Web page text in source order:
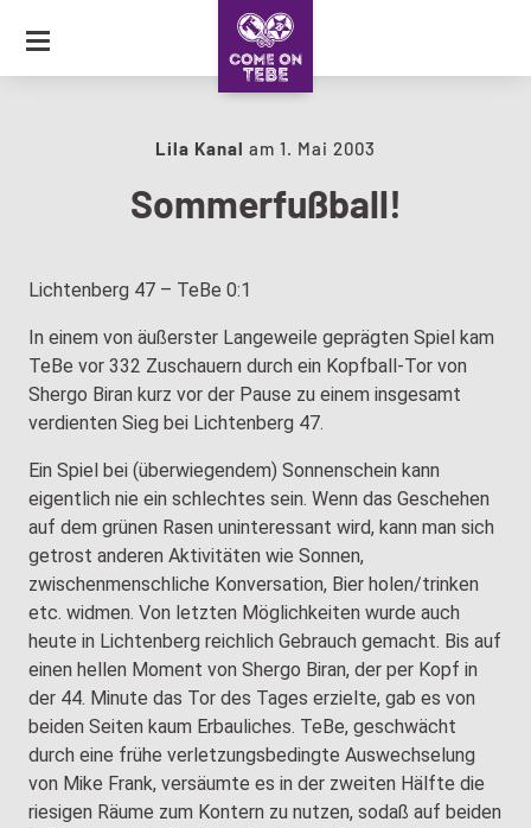
SKIP
TO
JOURNAL
COLLECTION
CARAVAN OF LOVE
Lila Kanal am 1. Mai 2003
Sommerfußball!
Lichtenberg 47 – TeBe 0:1
In einem von äußerster Langeweile geprägten Spiel kam
TeBe vor 332 Zuschauern durch ein Kopfball-Tor von
Shergo Biran kurz vor der Pause zu einem insgesamt
verdienten Sieg bei Lichtenberg 47.
Ein Spiel bei (überwiegendem) Sonnenschein kann
eigentlich nie ein schlechtes sein. Wenn das Geschehen
auf dem grünen Rasen uninteressant wird, kann man sich
getrost anderen Aktivitäten wie Sonnen,
zwischenmenschliche Konversation, Bier holen/trinken
etc. widmen. Von letzten Möglichkeiten wurde auch
heute in Lichtenberg reichlich Gebrauch gemacht. Bis auf
einen hellen Moment von Shergo Biran, der per Kopf in
der 44. Minute das Tor des Tages erzielte, gab es von
beiden Seiten kaum Erbauliches. TeBe, geschwächt
durch eine frühe verletzungsbedingte Auswechselung
von Mike Frank, versäumte es in der zweiten Hälfte die
riesigen Räume zum Kontern zu nutzen, sodaß auf beiden